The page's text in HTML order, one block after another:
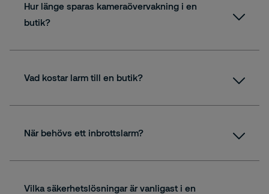
Hur länge sparas kameraövervakning i en
butik?
Vad kostar larm till en butik?
När behövs ett inbrottslarm?
Vilka säkerhetslösningar är vanligast i en